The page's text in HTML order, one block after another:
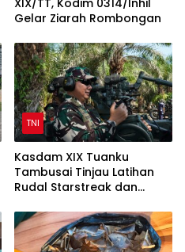
Gelar Ziarah Rombongan
TNI
Kasdam XIX Tuanku
Tambusai Tinjau Latihan
Rudal Starstreak dan